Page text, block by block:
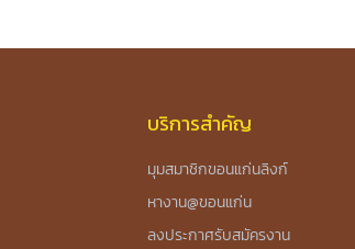
บริการสำคัญ
มุมสมาชิกขอนแก่นลิงก์
หางาน@ขอนแก่น
ลงประกาศรับสมัครงาน